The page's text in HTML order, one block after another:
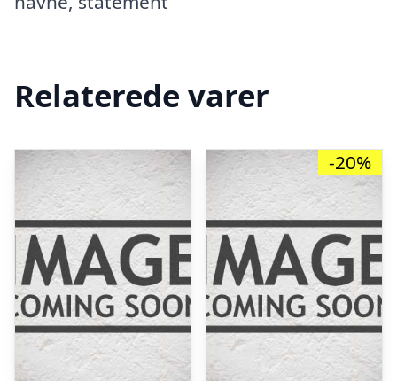
Relaterede varer
-20%